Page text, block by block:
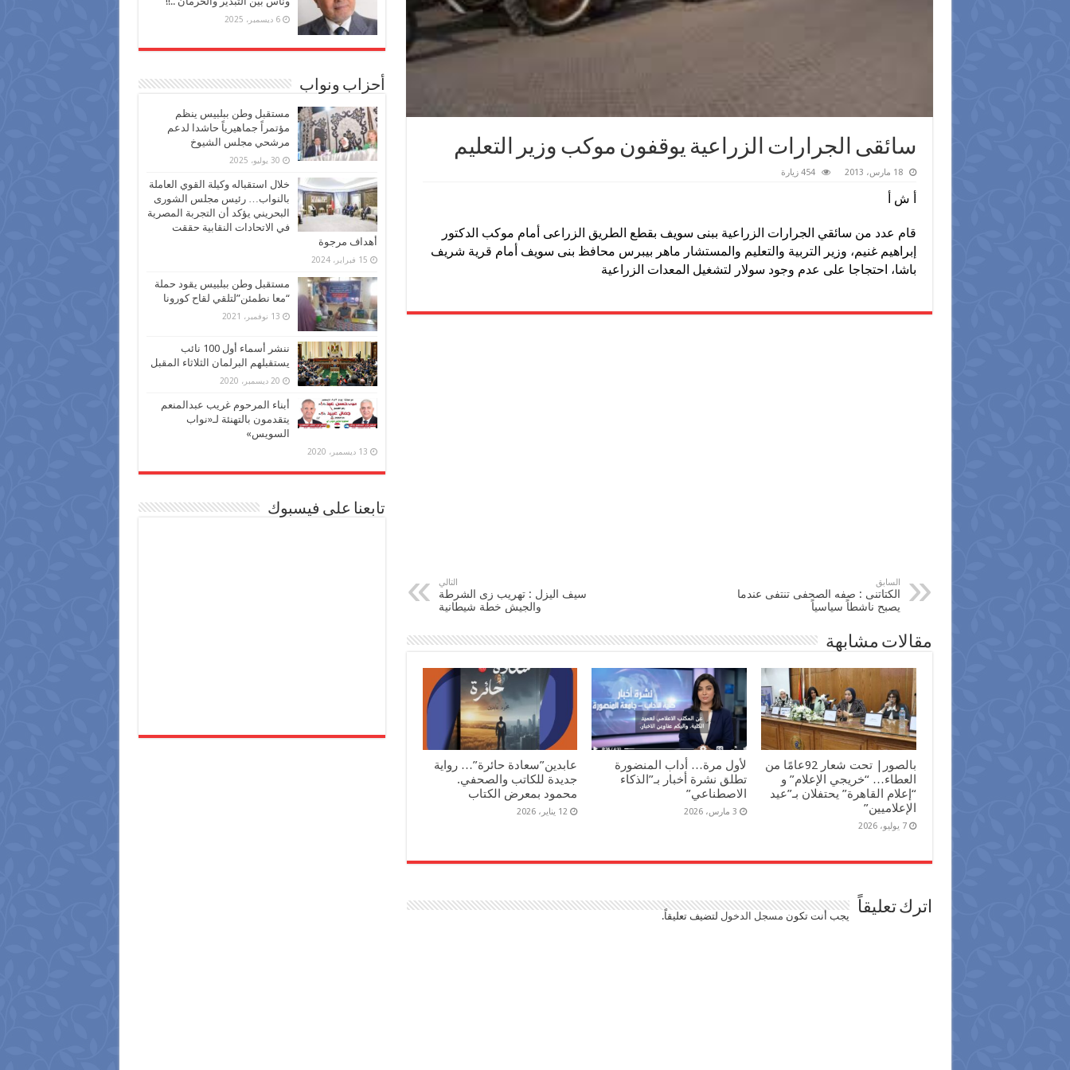
سائقى الجرارات الزراعية يوقفون موكب وزير التعليم
18 مارس، 2013 454 زيارة
أ ش أ
قام عدد من سائقي الجرارات الزراعية ببنى سويف بقطع الطريق الزراعى أمام موكب الدكتور
إبراهيم غنيم، وزير التربية والتعليم والمستشار ماهر بيبرس محافظ بنى سويف أمام قرية شريف
باشا، احتجاجا على عدم وجود سولار لتشغيل المعدات الزراعية
السابق
الكتاتنى : صفه الصحفى تنتفى عندما
يصبح ناشطاً سياسياً
التالي
سيف اليزل : تهريب زى الشرطة
والجيش خطة شيطانية
مقالات مشابهة
بالصور| تحت شعار 92عامًا من
العطاء… “خريجي الإعلام” و
“إعلام القاهرة” يحتفلان بـ”عيد
الإعلاميين”
7 يوليو، 2026
لأول مرة… أداب المنضورة
تطلق نشرة أخبار بـ”الذكاء
الاصطناعي”
3 مارس، 2026
عابدين”سعادة حائرة”… رواية
جديدة للكاتب والصحفي.
محمود بمعرض الكتاب
12 يناير، 2026
اترك تعليقاً يجب أنت تكون مسجل الدخول لتضيف تعليقاً.
6 ديسمبر، 2025
أحزاب ونواب
مستقبل وطن ببلبيس ينظم
مؤتمراً جماهيرياً حاشدا لدعم
مرشحي مجلس الشيوخ
30 يوليو، 2025
خلال استقباله وكيلة القوي العاملة
بالنواب… رئيس مجلس الشورى
البحريني يؤكد أن التجربة المصرية
في الاتحادات النقابية حققت
أهداف مرجوة
15 فبراير، 2024
مستقبل وطن ببلبيس يقود حملة
“معا نطمئن”لتلقي لقاح كورونا
13 نوفمبر، 2021
ننشر أسماء أول 100 نائب
يستقبلهم البرلمان الثلاثاء المقبل
20 ديسمبر، 2020
أبناء المرحوم غريب عبدالمنعم
يتقدمون بالتهنئة لـ«نواب
السويس»
13 ديسمبر، 2020
تابعنا على فيسبوك